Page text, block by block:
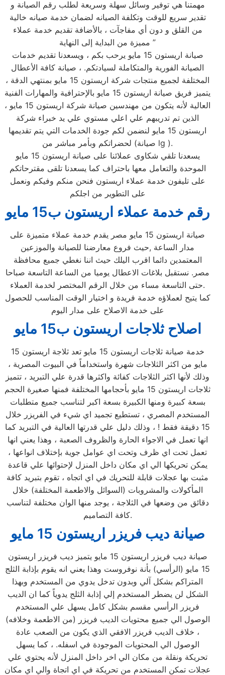
مهمتنا هي توفير وسائل سهلة وسريعة لطلب رقم الصيانة و
تقدير سريع للوقت وتكلفة الصيانه لضمان خدمة صيانه خالية
من القلق و دون أي مفاجآت ، بالأضافة تقديم خدمة عملاء
مميزة من البداية إلى النهاية ”
صيانة اريستون 15 مايو يرحب بكم ، ويسعدنا تقديم خدمات
الصيانة الفورية والمتكاملة لسيادتكم. ، صيانة كافة الأعطال
المختلفة لجميع منتجات شركة اريستون 15 مايو بمنتهي الدقة ،
يتميز فريق صيانة اريستون 15 مايو بالإحترافية والمهارات الفنية
العالية لأنه يتكون من مهندسين صيانة شركة اريستون 15 مايو ،
الذين تم تدريبهم علي اعلي مستوي علي يد خبراء شركة
اريستون 15 مايو لنضمن لكم جودة الخدمات التي يتم تقديمها
لحضراتكم وبأمر مباشر من (صيانة lg ).
يسعدنا تلقي شكاوى عملائنا على صيانة اريستون 15 مايو
الموحدة والتعامل معها باحتراف كما يسعدنا تلقى مقترحاتكم
على تليفون خدمة عملاء اريستون فنحن منكم وفيكم ونعمل
على التطوير من اجلكم
رقم خدمة عملاء اريستون ب15 مايو
صيانة اريستون 15 مايو مصر يقدم خدمة عملاء متميزة على
مدار الساعة ,حيث فروع معارضنا للصيانة والموزعين
المعتمدين دائما اقرب اليلك حيث اننا نغطي جميع محافظة
مصر. نستقبل بلاغات الاعطال يوميا من الساعة التاسعة صباحا
حتى التاسعة مساء من خلال الرقم المختصر لخدمة العملاء.
كما يتيح لعملاؤه خدمة فريدة و اختيار الوقت المناسب للحصول
على خدمة الاصلاح على مدار اليوم
اصلاح ثلاجات اريستون ب15 مايو
خدمة صيانة ثلاجات اريستون 15 مايو تعد ثلاجة اريستون 15
مايو من اكثر الثلاجات شهرة واستخداماً في البيوت المصرية ،
وذلك لأنها اكثر الثلاجات كفائة واكثرها قدرة علي التبريد ، تتميز
ثلاجات اريستون 15 مايو بأحجامها المختلفة فمنها صغيرة الحجم
بسعة كبيرة ومنها الكبيرة بسعة اكبر لتناسب جميع متطلبات
المستخدم المصري ، تستطيع تجميد اي شيء في الفريزر خلال
15 دقيقة فقط ! ، وذلك دليل علي قدرتها العالية في التبريد كما
انها تعمل في الاجواء الحارة والظروف الصعبة ، وهذا يعني انها
تعمل تحت اي ظرف وتحت اي عوامل جوية بإختلاف انواعها ،
يمكن تحريكها الي اي مكان داخل المنزل لإحتوائها علي قاعدة
مثبت بها عجلات قابلة للتحريك في اي اتجاه ، تقوم بتبريد كافة
المأكولات والمشروبات (السوائل والاطعمة المختلفة) خلال
دقائق من وضعها في الثلاجة ، يوجد منها الوان مختلفة لتناسب
كافة التصاميم.
صيانة ديب فريزر اريستون 15 مايو
صيانة ديب فريزر اريستون 15 مايو يتميز ديب فريزر اريستون
15 مايو (الرأسي) بأنة نوفروست وهذا يعني انه يقوم بإذابة الثلج
المتراكم بشكل آلي وبدون تدخل يدوي من المستخدم وبهذا
الشكل لن يضطر المستخدم إلي إذابة الثلج يدوياً كما ان الديب
فريزر الرأسي مقسم بشكل كامل يسهل علي المستخدم
الوصول الي جميع محتويات الديب فريزر (من الاطعمة وخلافه)
، خلاف الديب فريزر الافقي الذي يكون من الصعب عادة
الوصول الي المحتويات الموجودة في اسفله. ، كما يسهل
تحريكة ونقلة من مكان الي اخر داخل المنزل لأنه يحتوي علي
عجلات تمكن المستخدم من تحريكة في اي اتجاة والي اي مكان